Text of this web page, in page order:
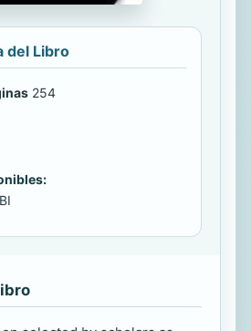
del Libro
254